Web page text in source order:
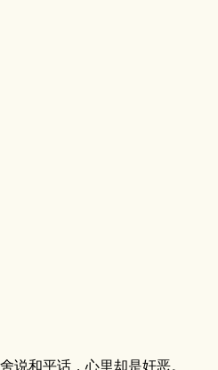
和平话，心里却是奸恶。